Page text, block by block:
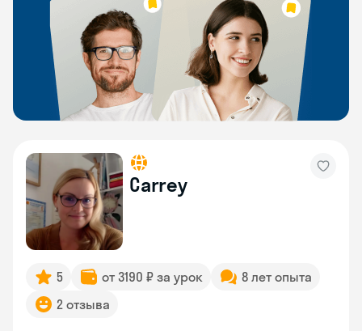
Carrey
5 от 3190 ₽ за урок
8 лет опыта
2 отзыва